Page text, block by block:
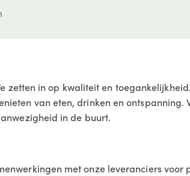
zetten in op kwaliteit en
van eten, drinken en ontspanning.
in de buurt.
met onze leveranciers